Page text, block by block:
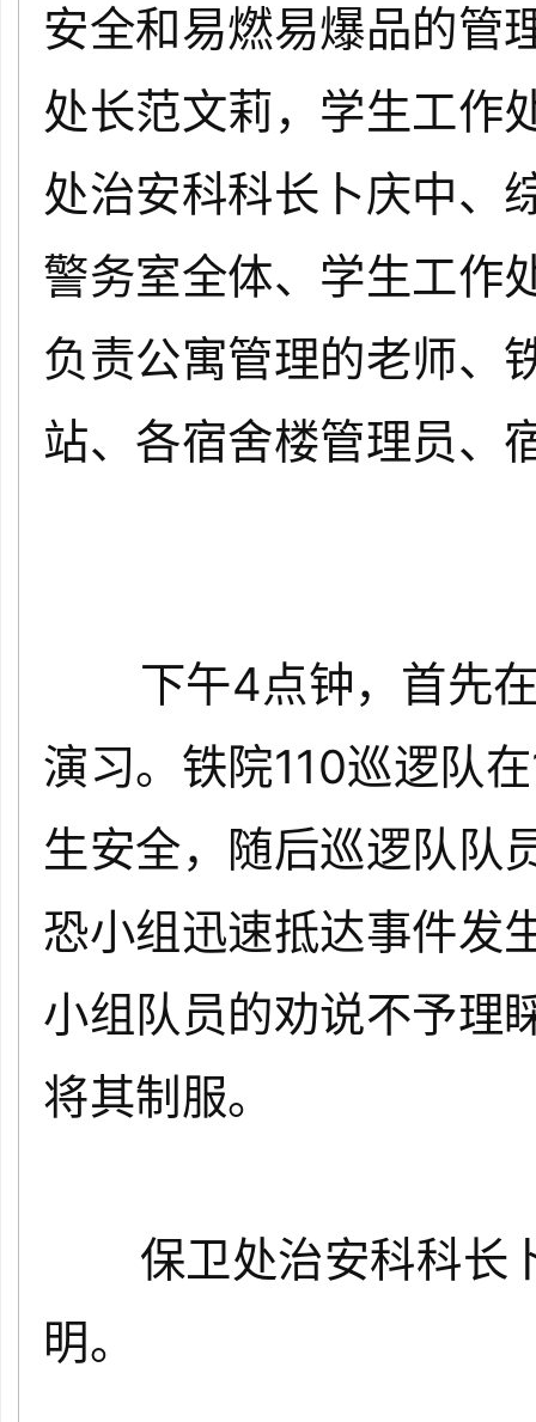
安全和易燃易爆品的管
处长范文莉，学生工作
处治安科科长卜庆中、
警务室全体、学生工作
负责公寓管理的老师、
站、各宿舍楼管理员、
下午4点钟，首先在
演习。 铁院110巡逻队
生安全，随后巡逻队队
恐小组迅速抵达事件发
小组队员的劝说不予理
将其制服。
保卫处治安科科长卜
明。